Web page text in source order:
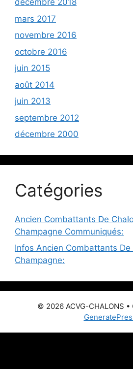
décembre 2018
mars 2017
novembre 2016
octobre 2016
juin 2015
août 2014
juin 2013
septembre 2012
décembre 2000
Catégories
Ancien Combattants De
Champagne Communiqués:
Infos Ancien Combattants
Champagne:
© 2026 ACVG-CHALONS •